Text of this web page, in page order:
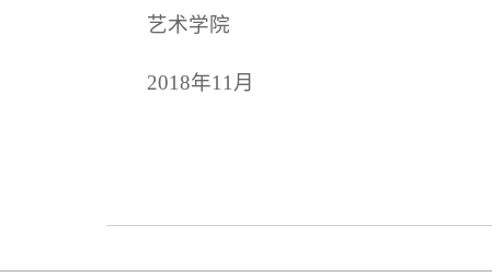
艺术学院
2018年11月